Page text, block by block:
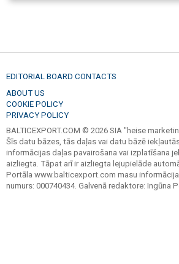
EDITORIAL BOARD CONTACTS
ABOUT US
COOKIE POLICY
PRIVACY POLICY
BALTICEXPORT.COM © 2026 SIA "heise
Šīs datu bāzes, tās daļas vai datu bāzē
informācijas daļas pavairošana vai izplatīšana
aizliegta. Tāpat arī ir aizliegta lejupielāde
Portāla www.balticexport.com masu
numurs: 000740434. Galvenā redaktore: Ingūna